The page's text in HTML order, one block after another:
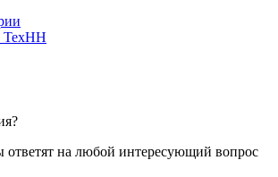
ТехНН
на любой интересующий вопрос